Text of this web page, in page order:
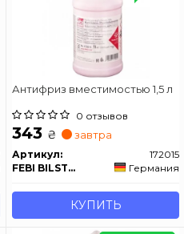
Антифриз вместимостью 1,5 л
0 отзывов
343 ₴ завтра
Артикул:
172015
FEBI BILSTEIN
Германия
КУПИТЬ